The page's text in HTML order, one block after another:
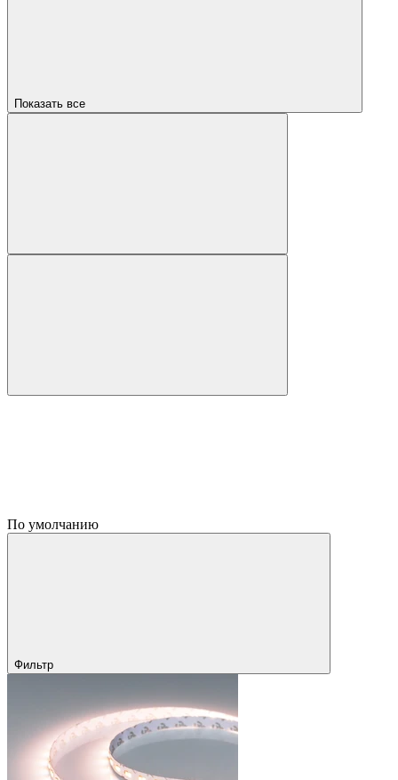
Показать все
По умолчанию
Фильтр